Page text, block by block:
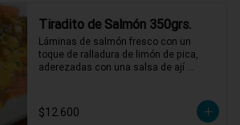
en su presentación completa, salsas o
acompañamientos incluidos.
Tiradito de Salmón 350grs.
Láminas de salmón fresco con un
toque de ralladura de limón de pica,
aderezadas con una salsa de ají
rabanito y menta, junto a mostaza
encurtida agridulce para un contraste
$12.600